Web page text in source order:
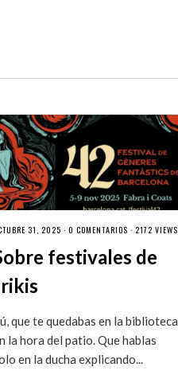
31, 2025 · 0 COMENTARIOS · 2172 VIEWS
festivales de
que te quedabas en la biblioteca
la hora del patio. Que hablas
en la ducha explicando...